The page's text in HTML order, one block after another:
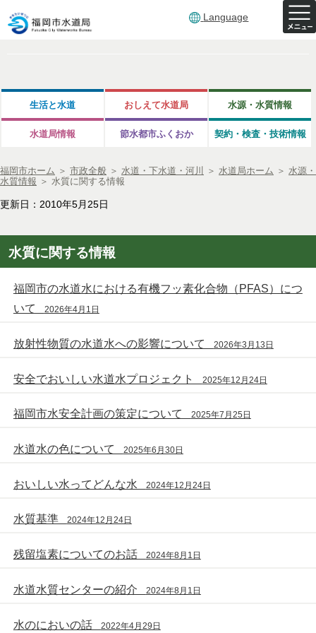
Language
生活と水道 おしえて水道局 水源・水質情報
水道局情報 節水都市ふくおか 契約・検査・技術情報
福岡市ホーム ＞ 市政全般 ＞ 水道・下水道・河川 ＞ 水道局ホーム ＞ 水源・
水質情報 ＞ 水質に関する情報
更新日：2010年5月25日
水質に関する情報
福岡市の水道水における有機フッ素化合物（PFAS）につ
いて
2026年4月1日
放射性物質の水道水への影響について 2026年3月13日
安全でおいしい水道水プロジェクト 2025年12月24日
福岡市水安全計画の策定について 2025年7月25日
水道水の色について 2025年6月30日
おいしい水ってどんな水 2024年12月24日
水質基準 2024年12月24日
残留塩素についてのお話 2024年8月1日
水道水質センターの紹介 2024年8月1日
水のにおいの話 2022年4月29日